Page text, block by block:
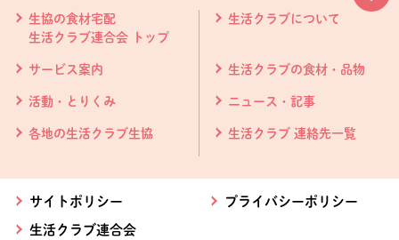
生協の食材宅配
生活クラブ連合会 トップ
生活クラブについて
サービス案内 生活クラブの食材・品物
活動・とりくみ ニュース・記事
各地の生活クラブ生協 生活クラブ 連絡先一覧
サイトポリシー プライバシーポリシー
生活クラブ連合会